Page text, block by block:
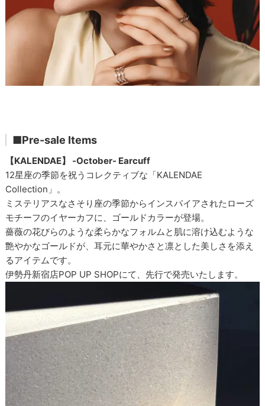
■Pre-sale Items
【KALENDAE】 -October- Earcuff
12星座の季節を祝うコレクティブな「KALENDAE
Collection」。
ミステリアスなさそり座の季節からインスパイアされたローズ
モチーフのイヤーカフに、ゴールドカラーが登場。
薔薇の花びらのような柔らかなフォルムと肌に溶け込むような
艶やかなゴールドが、耳元に華やかさと凛とした美しさを添え
るアイテムです。
伊勢丹新宿店POP UP SHOPにて、先行で発売いたします。